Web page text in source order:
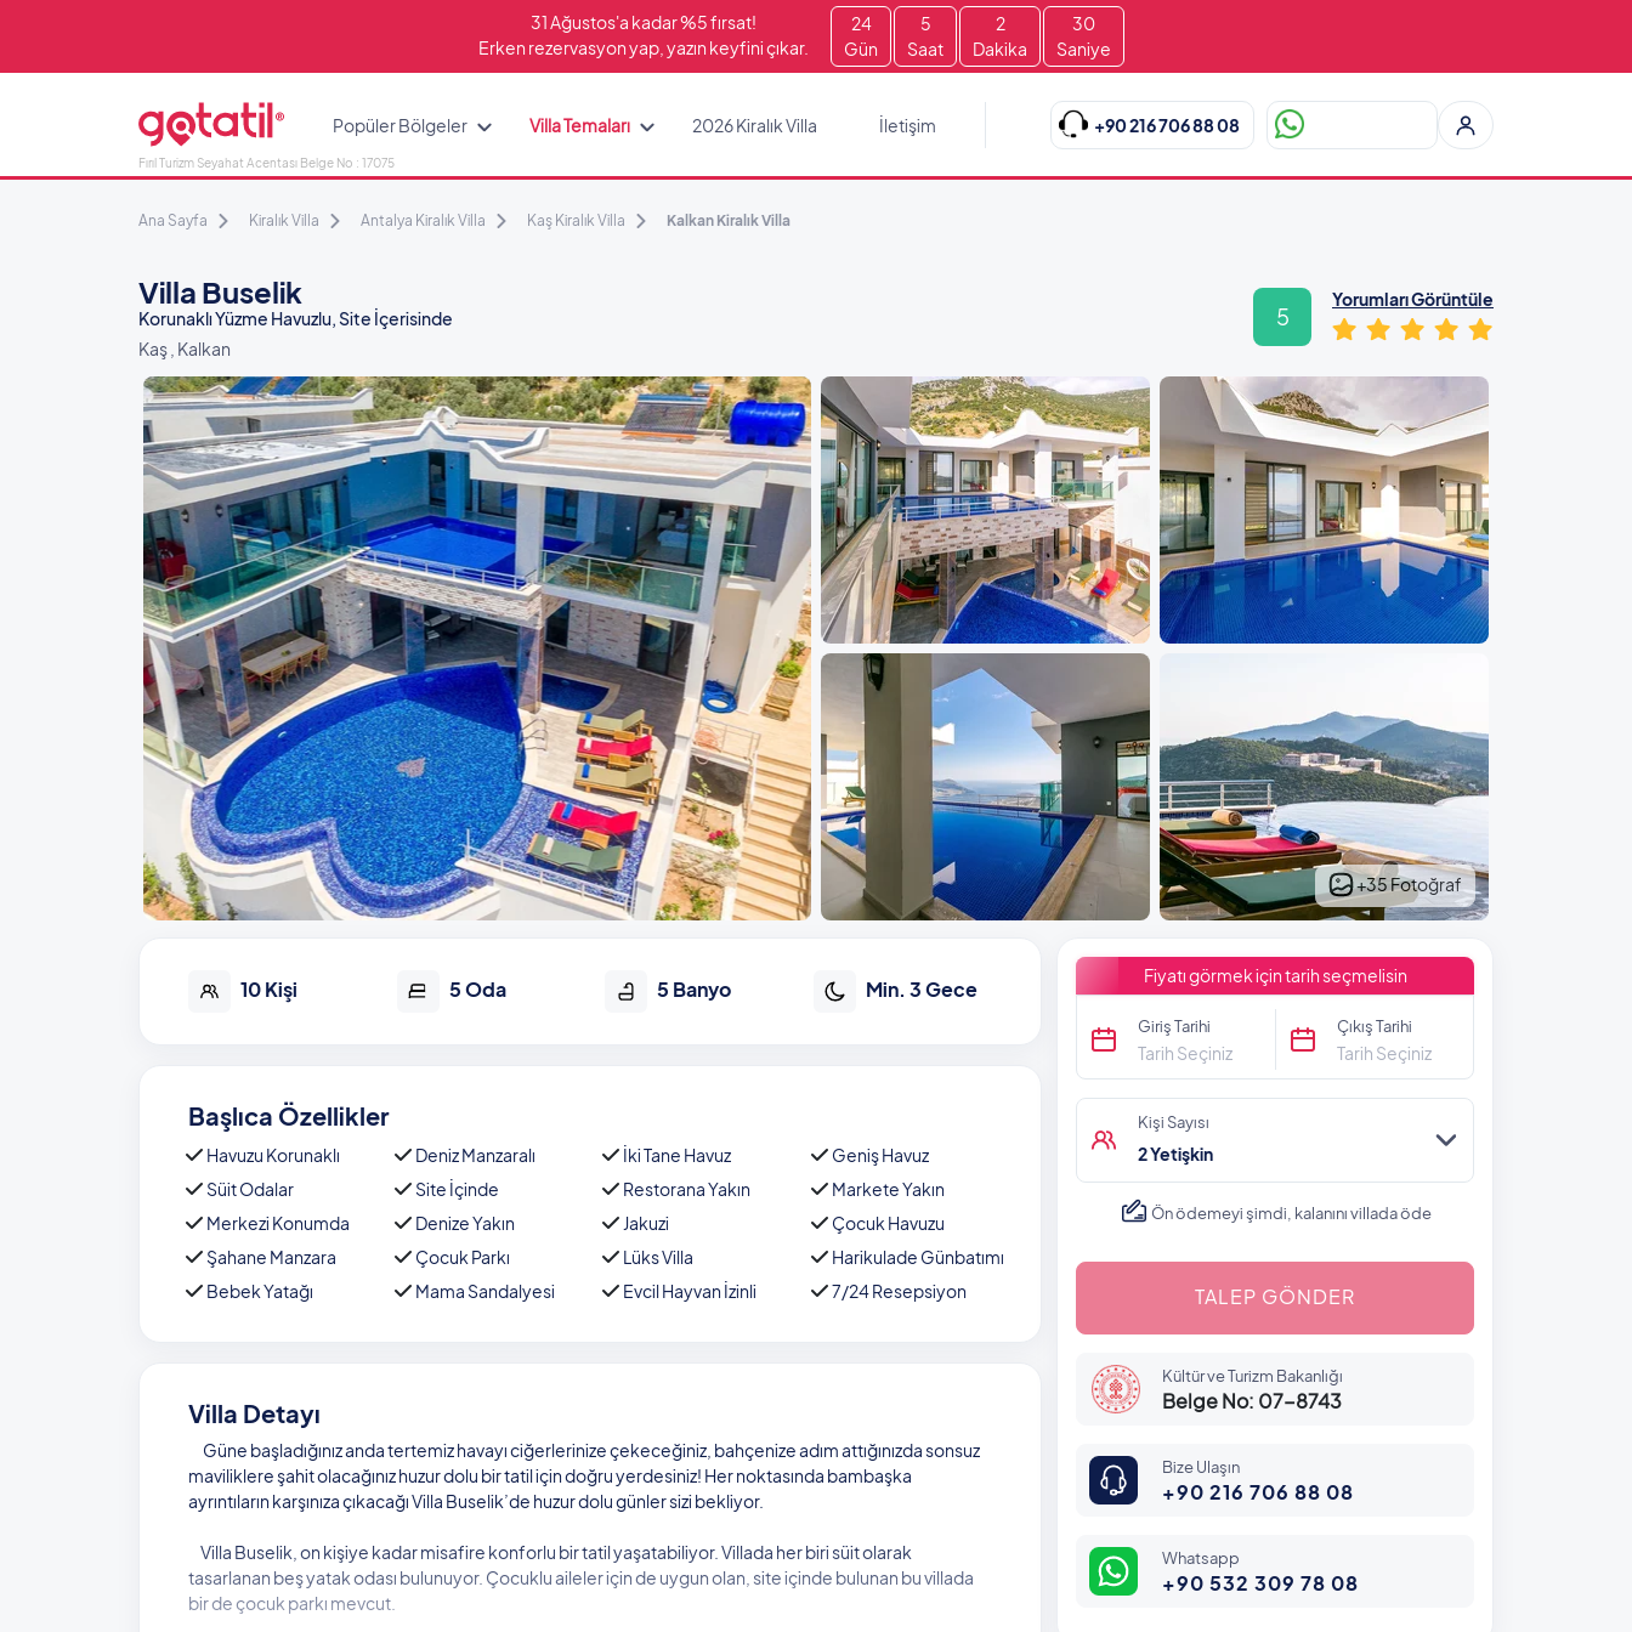
31 Ağustos'a kadar %5 fırsat!
Erken rezervasyon yap, yazın keyfini çıkar.
24
Gün
5
Saat
2
Dakika
28
Saniye
Fırıl Turizm Seyahat Acentası Belge No : 17075
Popüler Bölgeler Villa Temaları 2026 Kiralık Villa İletişim +90 216 706 88 08
Ana Sayfa Kiralık Villa Antalya Kiralık Villa Kaş Kiralık Villa Kalkan Kiralık Villa
Villa Buselik
Korunaklı Yüzme Havuzlu, Site İçerisinde
Kaş , Kalkan
5
Yorumları Görüntüle
+35 Fotoğraf
10 Kişi 5 Oda 5 Banyo Min. 3 Gece
Başlıca Özellikler
Havuzu Korunaklı Deniz Manzaralı İki Tane Havuz
Geniş Havuz
Süit Odalar
Site İçinde Restorana Yakın
Markete Yakın
Merkezi Konumda
Denize Yakın Jakuzi
Çocuk Havuzu
Şahane Manzara
Çocuk Parkı Lüks Villa
Harikulade Günbatımı
Bebek Yatağı
Mama Sandalyesi Evcil Hayvan İzinli 7/24 Resepsiyon
Villa Detayı
Güne başladığınız anda tertemiz havayı ciğerlerinize çekeceğiniz, bahçenize adım attığınızda sonsuz
maviliklere şahit olacağınız huzur dolu bir tatil için doğru yerdesiniz! Her noktasında bambaşka
ayrıntıların karşınıza çıkacağı Villa Buselik’de huzur dolu günler sizi bekliyor.
Villa Buselik, on kişiye kadar misafire konforlu bir tatil yaşatabiliyor. Villada her biri süit olarak
tasarlanan beş yatak odası bulunuyor. Çocuklu aileler için de uygun olan, site içinde bulunan bu villada
bir de çocuk parkı mevcut.
Fiyatı görmek için tarih seçmelisin
Giriş Tarihi
Tarih Seçiniz
Çıkış Tarihi
Tarih Seçiniz
Kişi Sayısı
2 Yetişkin
Ön ödemeyi şimdi, kalanını villada öde
TALEP GÖNDER
Kültür ve Turizm Bakanlığı
Belge No: 07-8743
Bize Ulaşın
+90 216 706 88 08
Whatsapp
+90 532 309 78 08